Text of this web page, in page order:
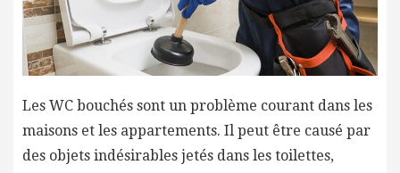
Les WC bouchés sont un problème courant dans les
maisons et les appartements. Il peut être causé par
des objets indésirables jetés dans les toilettes,